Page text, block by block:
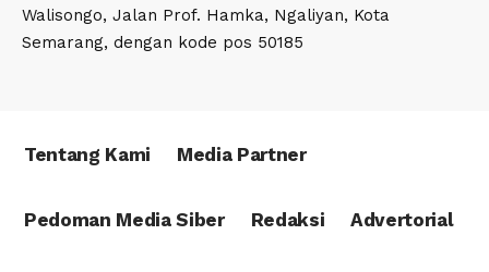
Walisongo, Jalan Prof. Hamka, Ngaliyan, Kota
Semarang, dengan kode pos 50185
Tentang Kami Media Partner
Pedoman Media Siber Redaksi Advertorial